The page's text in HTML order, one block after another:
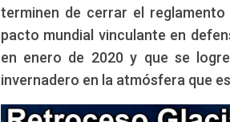
terminen de cerrar el
pacto mundial vinculante en
en enero de 2020 y que se
invernadero en la atmósfera que